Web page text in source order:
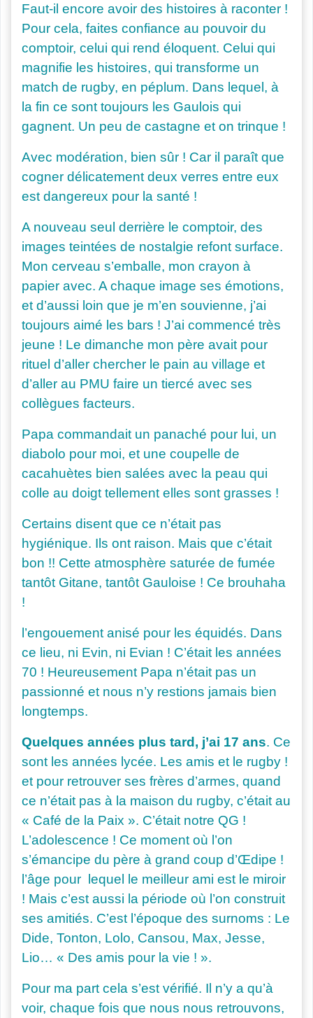
Faut-il encore avoir des histoires à raconter !
Pour cela, faites confiance au pouvoir du
comptoir, celui qui rend éloquent. Celui qui
magnifie les histoires, qui transforme un
match de rugby, en péplum. Dans lequel, à
la fin ce sont toujours les Gaulois qui
gagnent. Un peu de castagne et on trinque !
Avec modération, bien sûr ! Car il paraît que
cogner délicatement deux verres entre eux
est dangereux pour la santé !
A nouveau seul derrière le comptoir, des
images teintées de nostalgie refont surface.
Mon cerveau s’emballe, mon crayon à
papier avec. A chaque image ses émotions,
et d’aussi loin que je m’en souvienne, j’ai
toujours aimé les bars ! J’ai commencé très
jeune ! Le dimanche mon père avait pour
rituel d’aller chercher le pain au village et
d’aller au PMU faire un tiercé avec ses
collègues facteurs.
Papa commandait un panaché pour lui, un
diabolo pour moi, et une coupelle de
cacahuètes bien salées avec la peau qui
colle au doigt tellement elles sont grasses !
Certains disent que ce n’était pas
hygiénique. Ils ont raison. Mais que c’était
bon !! Cette atmosphère saturée de fumée
tantôt Gitane, tantôt Gauloise ! Ce brouhaha
!
l’engouement anisé pour les équidés. Dans
ce lieu, ni Evin, ni Evian ! C’était les années
70 ! Heureusement Papa n’était pas un
passionné et nous n’y restions jamais bien
longtemps.
Quelques années plus tard, j’ai 17 ans. Ce
sont les années lycée. Les amis et le rugby !
et pour retrouver ses frères d’armes, quand
ce n’était pas à la maison du rugby, c’était au
« Café de la Paix ». C’était notre QG !
L’adolescence ! Ce moment où l’on
s’émancipe du père à grand coup d’Œdipe !
l’âge pour lequel le meilleur ami est le miroir
! Mais c’est aussi la période où l’on construit
ses amitiés. C’est l’époque des surnoms : Le
Dide, Tonton, Lolo, Cansou, Max, Jesse,
Lio… « Des amis pour la vie ! ».
Pour ma part cela s’est vérifié. Il n’y a qu’à
voir, chaque fois que nous nous retrouvons,